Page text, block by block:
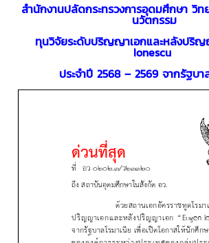
สำนักงานปลัดกระทรวงการอุดมศึกษา วิท
นวัตกรรม
ทุนวิจัยระดับปริญญาเอกและหลังปริญ
Ionescu
ประจำปี 2568 – 2569 จากรัฐบา